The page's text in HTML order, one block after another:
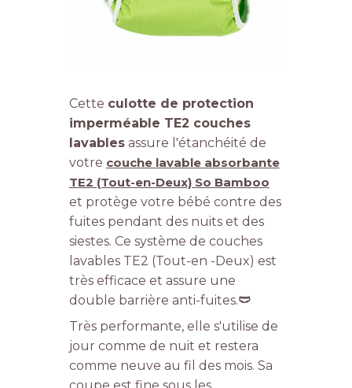
Cette culotte de protection
imperméable TE2 couches
lavablesassure l'étanchéité de
votre couche lavable absorbante
TE2 (Tout-en-Deux) So Bamboo
et protège votre bébé contre des
fuites pendant des nuits et des
siestes. Ce système de couches
lavables TE2 (Tout-en -Deux) est
très efficace et assure une
double barrière anti-fuites.🩲
Très performante, elle s'utilise de
jour comme de nuit et restera
comme neuve au fil des mois. Sa